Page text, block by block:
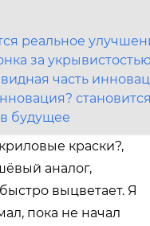
реальное
за
часть
в будущее
краски?,
аналог,
выцветает. Я
пока не начал